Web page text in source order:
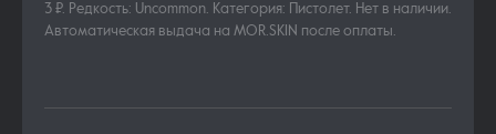
3 ₽. Редкость: Uncommon. Категория: Пистолет. Нет в наличии.
Автоматическая выдача на MOR.SKIN после оплаты.